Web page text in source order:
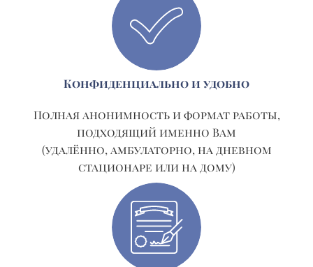
Конфиденциально и удобно
Полная анонимность и формат работы,
подходящий именно Вам
(удалённо, амбулаторно, на дневном
стационаре или на дому)